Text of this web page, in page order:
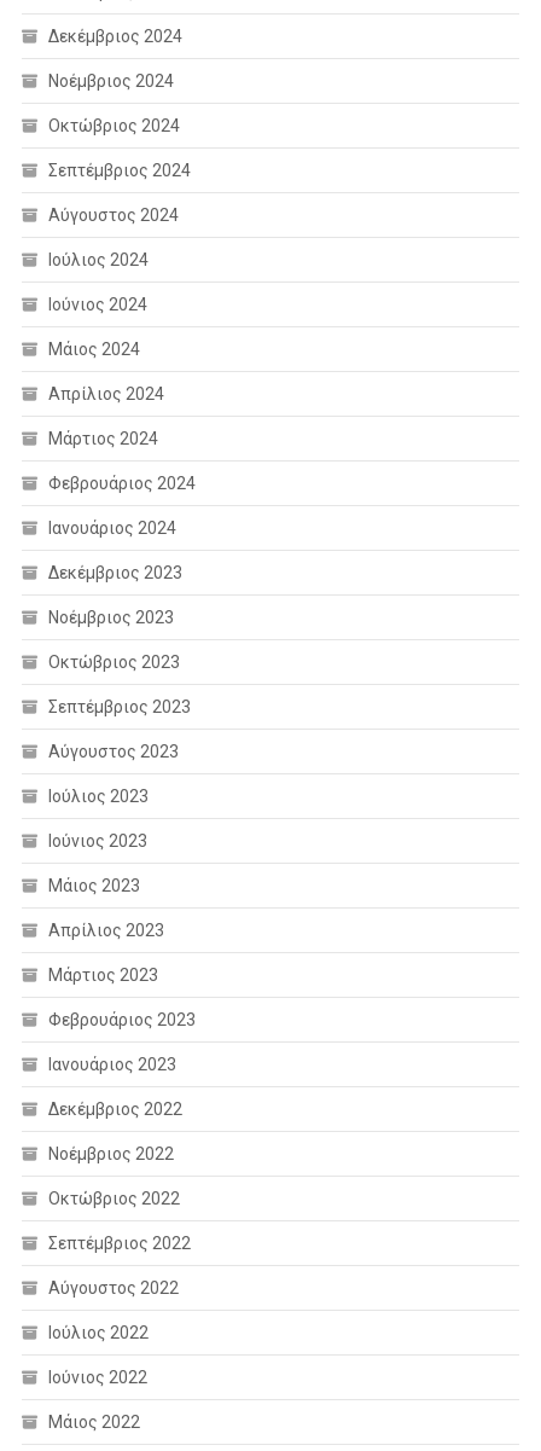
Δεκέμβριος 2024
Νοέμβριος 2024
Οκτώβριος 2024
Σεπτέμβριος 2024
Αύγουστος 2024
Ιούλιος 2024
Ιούνιος 2024
Μάιος 2024
Απρίλιος 2024
Μάρτιος 2024
Φεβρουάριος 2024
Ιανουάριος 2024
Δεκέμβριος 2023
Νοέμβριος 2023
Οκτώβριος 2023
Σεπτέμβριος 2023
Αύγουστος 2023
Ιούλιος 2023
Ιούνιος 2023
Μάιος 2023
Απρίλιος 2023
Μάρτιος 2023
Φεβρουάριος 2023
Ιανουάριος 2023
Δεκέμβριος 2022
Νοέμβριος 2022
Οκτώβριος 2022
Σεπτέμβριος 2022
Αύγουστος 2022
Ιούλιος 2022
Ιούνιος 2022
Μάιος 2022